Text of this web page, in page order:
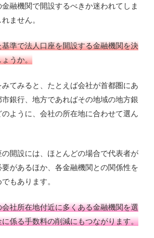
融機関で開設するべきか迷われてしま
ません。
準で法人口座を開設する金融機関を決
うか。
てみると、たとえば会社が首都圏にあ
銀行、地方であればその地域の地方銀
ように、会社の所在地に合わせて選ん
開設には、ほとんどの場合で代表者が
があるほか、各金融機関との関係性を
もあります。
社所在地付近に多くある金融機関を選
係る手数料の削減にもつながります。